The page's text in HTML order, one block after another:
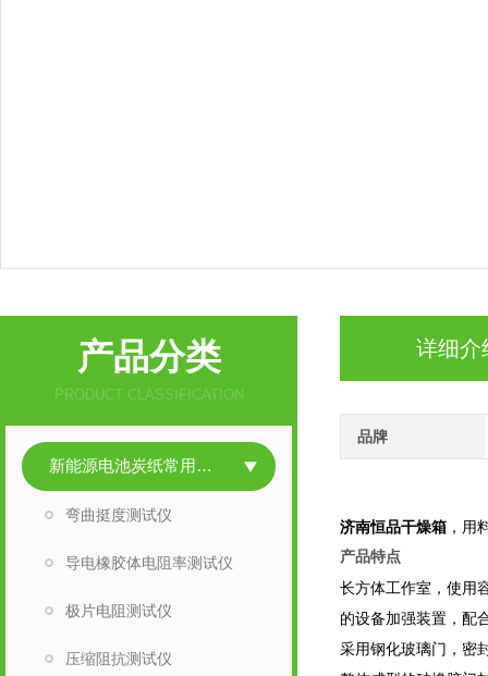
详细介
品牌
济南恒品干燥箱 ，用
产品特点
长方体工作室，使用
的设备加强装置，配
采用钢化玻璃门，密
产品分类
PRODUCT CLASSIFICATION
新能源电池炭纸常用检测仪
弯曲挺度测试仪
导电橡胶体电阻率测试仪
极片电阻测试仪
压缩阻抗测试仪